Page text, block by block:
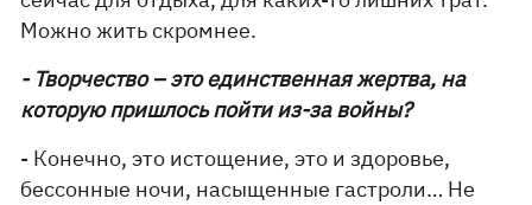
Можно жить скромнее.
- Творчество – это единственная жертва, на
которую пришлось пойти из-за войны?
- Конечно, это истощение, это и здоровье,
бессонные ночи, насыщенные гастроли… Не